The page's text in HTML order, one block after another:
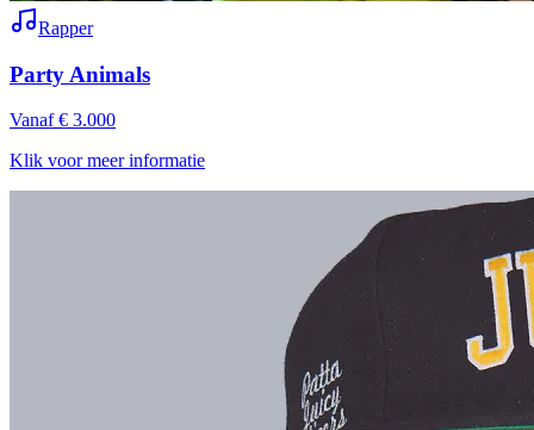
Rapper
Party Animals
Vanaf € 3.000
Klik voor meer informatie